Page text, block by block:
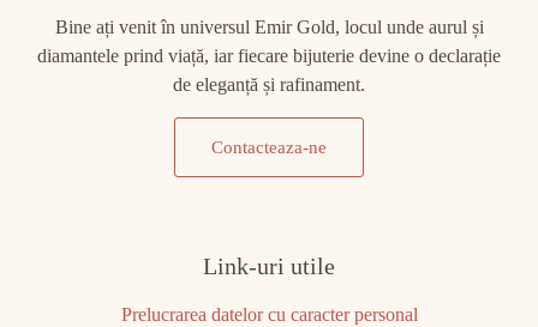
Bine ați venit în universul Emir Gold, locul unde aurul și
diamantele prind viață, iar fiecare bijuterie devine o declarație
de eleganță și rafinament.
Contacteaza-ne
Link-uri utile
Prelucrarea datelor cu caracter personal